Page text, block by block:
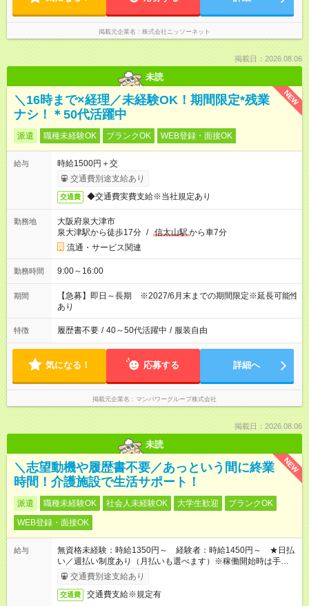
掲載元企業名 株式会社ニッソーネット
掲載日：2026.08.06
未読
NEW
＼16時まで×経理／未経験OK！期間限定*残業
ナシ！＊50代活躍中
派遣 職種未経験OK ブランクOK WEB登録・面接OK
給与
時給1500円＋交
交通費別途支給あり
交通費 ◆交通費実費支給※当社規定あり
勤務地
大阪府泉大津市
泉大津駅から徒歩17分 / 信太山駅から車7分
流通・サービス関連
勤務時間 9:00～16:00
期間
【急募】即日～長期 ※2027/6月末までの期間限定※延長可能性
あり
特徴 履歴書不要 / 40～50代活躍中 / 服装自由
気になる！ 応募する 詳細へ
掲載元企業名 マンパワーグループ株式会社
掲載日：2026.08.06
未読
NEW
＼志望動機や履歴書不要／あっという間に終業
時間！介護施設で生活サポート！
派遣 職種未経験OK 社会人未経験OK 大学生歓迎
ブランクOK
WEB登録・面接OK
給与
無資格未経験：時給1350円～ 経験者：時給1450円～ ★日払
い／週払い制度あり（月払いも選べます）※稼働開始時は手続き
完了次第のお支払いとなります。
交通費別途支給あり
交通費 交通費支給※規定有